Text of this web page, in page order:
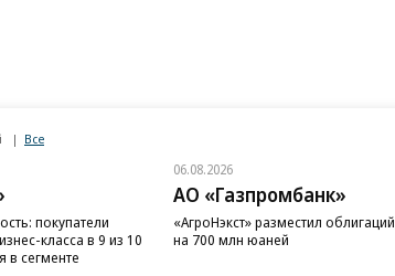
Все
покупатели
класса в 9 из 10
в сегменте
06.08.2026
АО «Газпромбанк»
«АгроНэкст» разместил облигаций
на 700 млн юаней